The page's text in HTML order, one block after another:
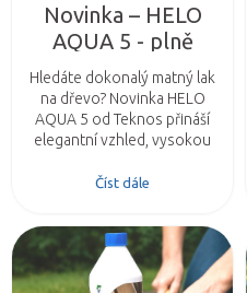
Novinka – HELO
AQUA 5 - plně
matný lak
Hledáte dokonalý matný lak
na dřevo? Novinka HELO
AQUA 5 od Teknos přináší
elegantní vzhled, vysokou
složení pro interiérové
Číst dále